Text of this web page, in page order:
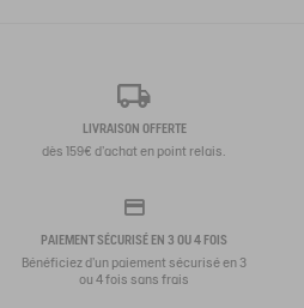
LIVRAISON OFFERTE
dès 159€ d'achat en point relais.
PAIEMENT SÉCURISÉ EN 3 OU 4 FOIS
Bénéficiez d'un paiement sécurisé en 3
ou 4 fois sans frais